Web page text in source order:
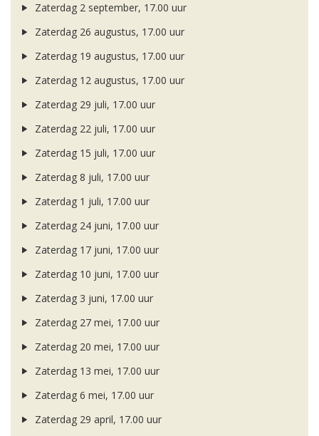
Zaterdag 2 september, 17.00 uur
Zaterdag 26 augustus, 17.00 uur
Zaterdag 19 augustus, 17.00 uur
Zaterdag 12 augustus, 17.00 uur
Zaterdag 29 juli, 17.00 uur
Zaterdag 22 juli, 17.00 uur
Zaterdag 15 juli, 17.00 uur
Zaterdag 8 juli, 17.00 uur
Zaterdag 1 juli, 17.00 uur
Zaterdag 24 juni, 17.00 uur
Zaterdag 17 juni, 17.00 uur
Zaterdag 10 juni, 17.00 uur
Zaterdag 3 juni, 17.00 uur
Zaterdag 27 mei, 17.00 uur
Zaterdag 20 mei, 17.00 uur
Zaterdag 13 mei, 17.00 uur
Zaterdag 6 mei, 17.00 uur
Zaterdag 29 april, 17.00 uur